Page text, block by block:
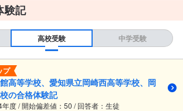
験記
高校受験 中学受験
プ
高等学校、愛知県立岡崎西高等学校、岡
の合格体験記
度 / 開始偏差値：50 / 回答者：生徒